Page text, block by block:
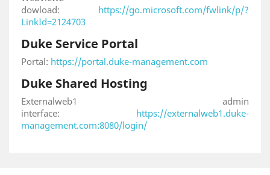
dowload: https://go.microsoft.com/fwlink/p/?
LinkId=2124703
Duke Service Portal
Portal: https://portal.duke-management.com
Duke Shared Hosting
Externalweb1 admin
interface: https://externalweb1.duke-
management.com:8080/login/